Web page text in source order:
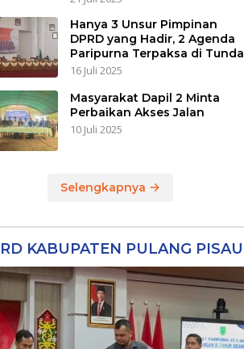
Hanya 3 Unsur Pimpinan
DPRD yang Hadir, 2 Agenda
Paripurna Terpaksa di Tunda
16 Juli 2025
Masyarakat Dapil 2 Minta
Perbaikan Akses Jalan
10 Juli 2025
Selengkapnya
KABUPATEN PULANG PISAU